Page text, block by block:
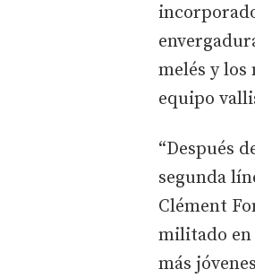
melés y los
equipo
“Después
segunda
Clément
militado en
más